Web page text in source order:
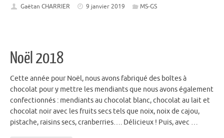
Gaëtan CHARRIER 9 janvier 2019 MS-GS
Noël 2018
Cette année pour Noël, nous avons fabriqué des boîtes à
chocolat pour y mettre les mendiants que nous avons également
confectionnés : mendiants au chocolat blanc, chocolat au lait et
chocolat noir avec les fruits secs tels que noix, noix de cajou,
pistache, raisins secs, cranberries…. Délicieux ! Puis, avec …